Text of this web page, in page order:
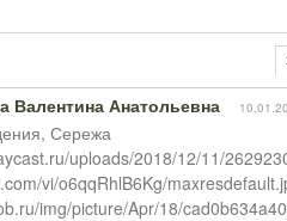
Валентина Анатольевна
Сережа
uploads/2018/12/11/
vi/o6qqRhlB6Kg/
img/picture/Apr/18/